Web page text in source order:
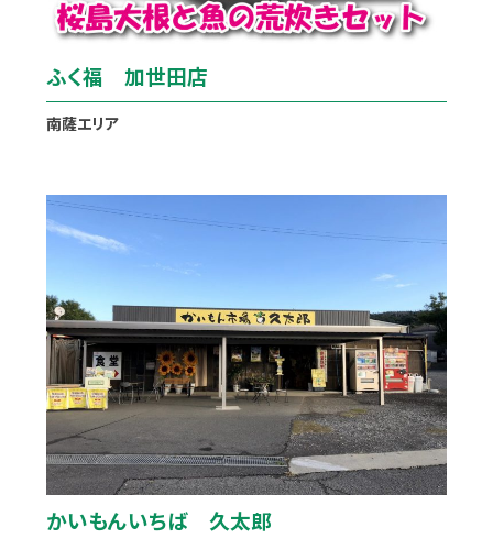
ふく福 加世田店
南薩エリア
かいもんいちば 久太郎